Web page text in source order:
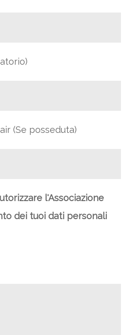
(Se posseduta)
l'Associazione
dei tuoi dati personali